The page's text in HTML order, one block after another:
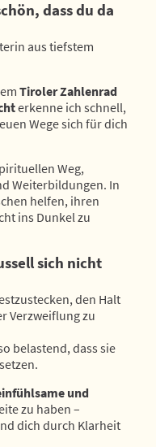
dass du da
aus tiefstem
Tiroler Zahlenrad
erkenne ich schnell,
Wege sich für dich
Weg,
Weiterbildungen. In
helfen, ihren
ins Dunkel zu
sich nicht
den Halt
Verzweiflung zu
belastend, dass sie
und
zu haben –
dich durch Klarheit